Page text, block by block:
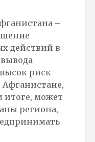
–
действий в
риск
Афганистане,
итоге, может
региона,